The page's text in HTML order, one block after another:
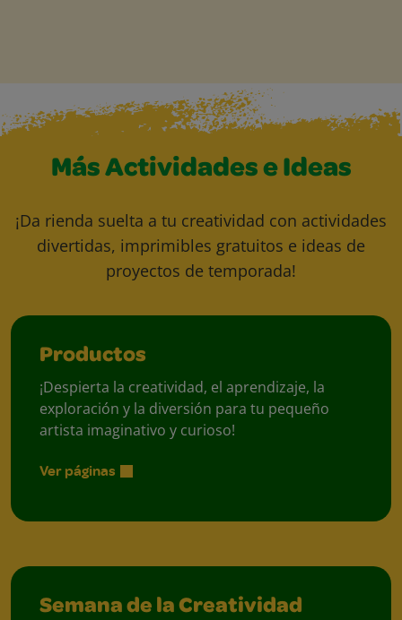
Más Actividades e Ideas
¡Da rienda suelta a tu creatividad con actividades
divertidas, imprimibles gratuitos e ideas de
proyectos de temporada!
Productos
¡Despierta la creatividad, el aprendizaje, la
exploración y la diversión para tu pequeño
artista imaginativo y curioso!
Ver páginas
Semana de la Creatividad